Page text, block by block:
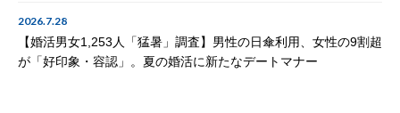
2026.7.28
【婚活男女1,253人「猛暑」調査】男性の日傘利用、女性の9割超
が「好印象・容認」。夏の婚活に新たなデートマナー